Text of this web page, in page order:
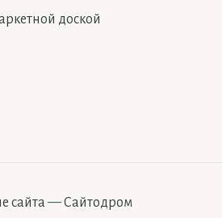
доской
сайта—Сайтодром